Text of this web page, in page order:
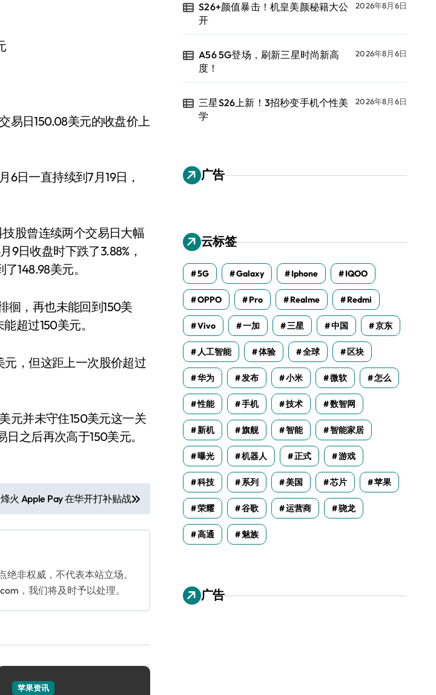
易日150.08美元的收盘价上
6日一直持续到7月19日，
股曾连续两个交易日大幅
9日收盘时下跌了3.88%，
148.98美元。
徊，再也未能回到150美
超过150美元。
元，但这距上一次股价超过
元并未守住150美元这一关
之后再次高于150美元。
火 Apple Pay 在华开打补贴战
绝非权威，不代表本站立场。
，我们将及时予以处理。
苹果资讯
S26+颜值暴击！机皇美颜秘籍大公
开
2026年8月6日
A56 5G登场，刷新三星时尚新高
度！
2026年8月6日
三星S26上新！3招秒变手机个性美
学
2026年8月6日
广告
云标签
5G Galaxy Iphone IQOO
OPPO Pro Realme Redmi
Vivo 一加 三星 中国 京东
人工智能 体验 全球 区块
华为 发布 小米 微软 怎么
性能 手机 技术 数智网
新机 旗舰 智能 智能家居
曝光 机器人 正式 游戏
科技 系列 美国 芯片 苹果
荣耀 谷歌 运营商 骁龙
高通 魅族
广告